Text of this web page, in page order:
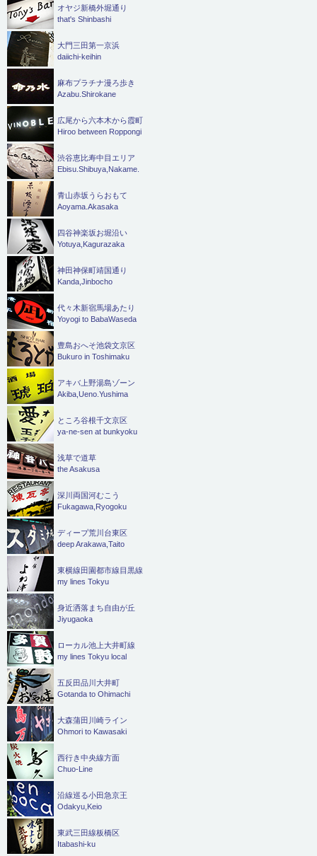
オヤジ新橋外堀通り
that's Shinbashi
大門三田第一京浜
daiichi-keihin
麻布プラチナ漫ろ歩き
Azabu.Shirokane
広尾から六本木から霞町
Hiroo between Roppongi
渋谷恵比寿中目エリア
Ebisu.Shibuya,Nakame.
青山赤坂うらおもて
Aoyama.Akasaka
四谷神楽坂お堀沿い
Yotuya,Kagurazaka
神田神保町靖国通り
Kanda,Jinbocho
代々木新宿馬場あたり
Yoyogi to BabaWaseda
豊島おへそ池袋文京区
Bukuro in Toshimaku
アキバ上野湯島ゾーン
Akiba,Ueno.Yushima
ところ谷根千文京区
ya-ne-sen at bunkyoku
浅草で道草
the Asakusa
深川両国河むこう
Fukagawa,Ryogoku
ディープ荒川台東区
deep Arakawa,Taito
東横線田園都市線目黒線
my lines Tokyu
身近洒落まち自由が丘
Jiyugaoka
ローカル池上大井町線
my lines Tokyu local
五反田品川大井町
Gotanda to Ohimachi
大森蒲田川崎ライン
Ohmori to Kawasaki
西行き中央線方面
Chuo-Line
沿線巡る小田急京王
Odakyu,Keio
東武三田線板橋区
Itabashi-ku